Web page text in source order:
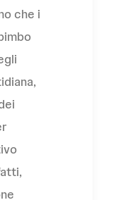
che i